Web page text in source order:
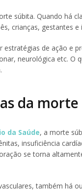
súbita. Quando há
crianças, gestantes e
estratégias de ação e
neurológica etc. O
da
da Saúde, a morte
insuficiência
se torna
também há